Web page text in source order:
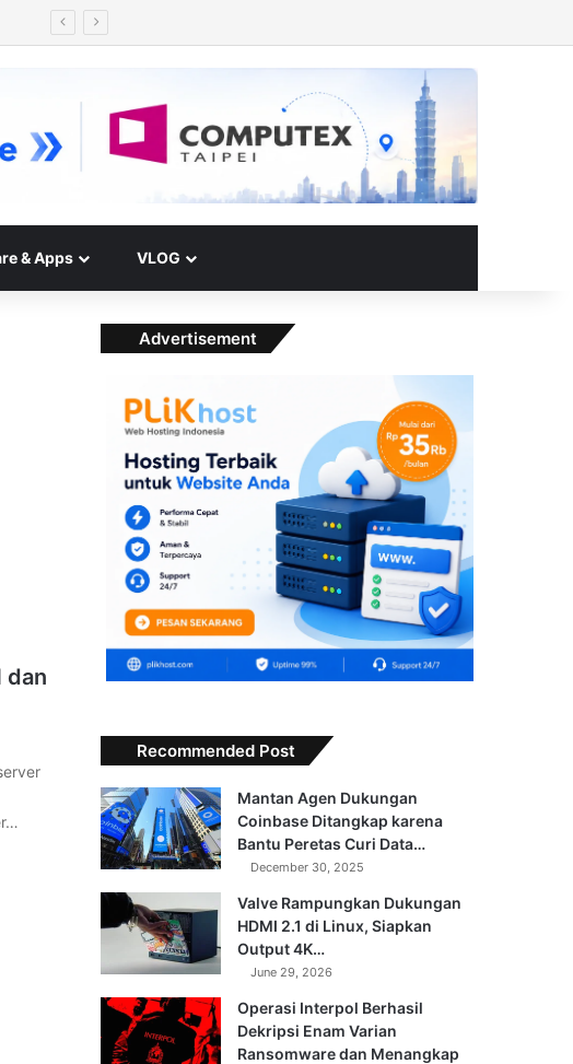
& Apps VLOG
dan
Advertisement
Recommended Post
Mantan Agen Dukungan
Coinbase Ditangkap karena
Bantu Peretas Curi Data…
December 30, 2025
Valve Rampungkan Dukungan
HDMI 2.1 di Linux, Siapkan
Output 4K…
June 29, 2026
Operasi Interpol Berhasil
Dekripsi Enam Varian
Ransomware dan Menangkap